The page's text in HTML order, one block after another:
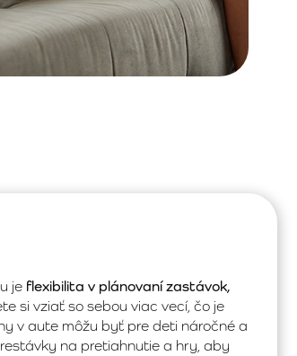
je flexibilita v plánovaní zastávok,
si vziať so sebou viac vecí, čo je
v aute môžu byť pre deti náročné a
na pretiahnutie a hry, aby